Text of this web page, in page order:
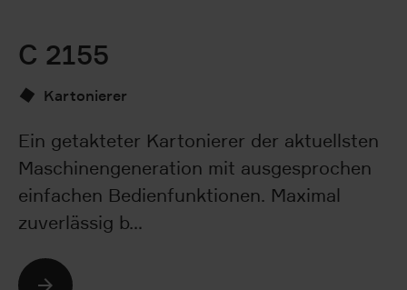
C 2155
Kartonierer
Ein getakteter Kartonierer der aktuellsten
Maschinengeneration mit ausgesprochen
einfachen Bedienfunktionen. Maximal
zuverlässig b…